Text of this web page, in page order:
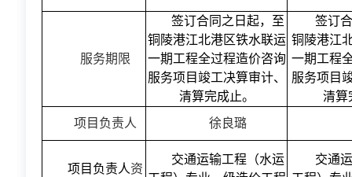
服务期限
签订合同之日起，至
铜陵港江北港区铁水联运
一期工程全过程造价咨询
服务项目竣工决算审计、
清算完成止。
签订
铜陵港江
一期工程
服务项目
清算
项目负责人
徐良璐
项目负责人资
交通运输工程（水运
交通